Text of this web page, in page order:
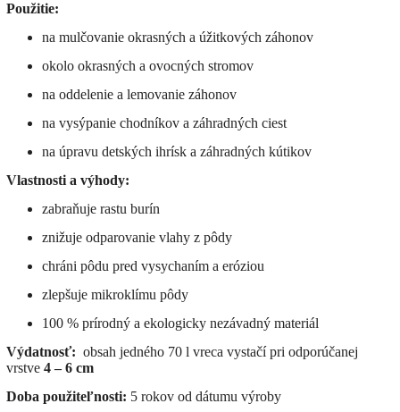
Použitie:
na mulčovanie okrasných a úžitkových záhonov
okolo okrasných a ovocných stromov
na oddelenie a lemovanie záhonov
na vysýpanie chodníkov a záhradných ciest
na úpravu detských ihrísk a záhradných kútikov
Vlastnosti a výhody:
zabraňuje rastu burín
znižuje odparovanie vlahy z pôdy
chráni pôdu pred vysychaním a eróziou
zlepšuje mikroklímu pôdy
100 % prírodný a ekologicky nezávadný materiál
Výdatnosť: obsah jedného 70 l vreca vystačí pri odporúčanej
vrstve 4 – 6 cm
Doba použiteľnosti: 5 rokov od dátumu výroby